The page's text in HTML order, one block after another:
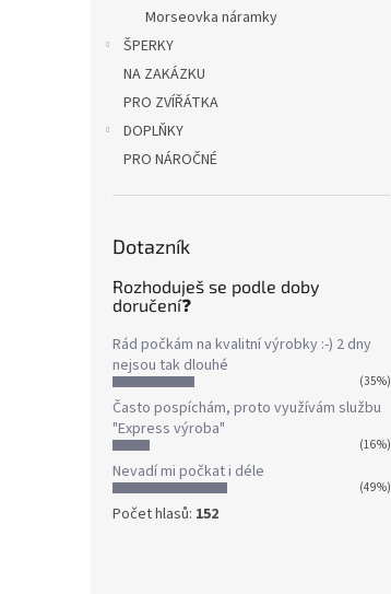
Morseovka náramky
ŠPERKY
NA ZAKÁZKU
PRO ZVÍŘÁTKA
DOPLŇKY
PRO NÁROČNÉ
Dotazník
Rozhoduješ se podle doby
doručení❓
Rád počkám na kvalitní výrobky :-) 2 dny
nejsou tak dlouhé
(35%)
Často pospíchám, proto využívám službu
"Express výroba"
(16%)
Nevadí mi počkat i déle
(49%)
Počet hlasů: 152